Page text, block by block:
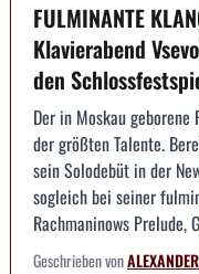
FULMINANTE
Klavierabend
den
Der in Moskau
der größten Talente.
sein Solodebüt in der
sogleich bei seiner
Rachmaninows Prelude,
Geschrieben von